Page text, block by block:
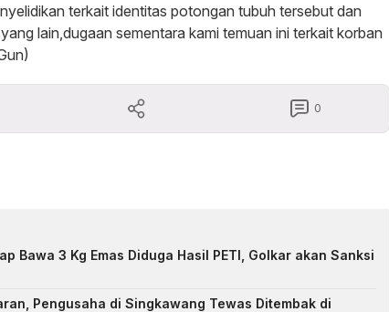
terkait identitas potongan tubuh tersebut dan
lain,dugaan sementara kami temuan ini terkait korban
0
Bawa 3 Kg Emas Diduga Hasil PETI, Golkar akan Sanksi
Pengusaha di Singkawang Tewas Ditembak di